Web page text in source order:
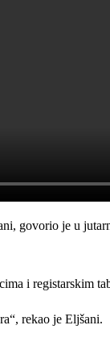
govorio je u
i registarskim
rekao je Eljšani.